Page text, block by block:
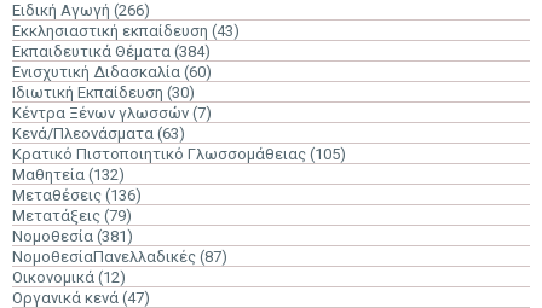
Ειδική Αγωγή (266)
Εκκλησιαστική εκπαίδευση (43)
Εκπαιδευτικά Θέματα (384)
Ενισχυτική Διδασκαλία (60)
Ιδιωτική Εκπαίδευση (30)
Κέντρα Ξένων γλωσσών (7)
Κενά/Πλεονάσματα (63)
Κρατικό Πιστοποιητικό Γλωσσομάθειας (105)
Μαθητεία (132)
Μεταθέσεις (136)
Μετατάξεις (79)
Νομοθεσία (381)
ΝομοθεσίαΠανελλαδικές (87)
Οικονομικά (12)
Οργανικά κενά (47)